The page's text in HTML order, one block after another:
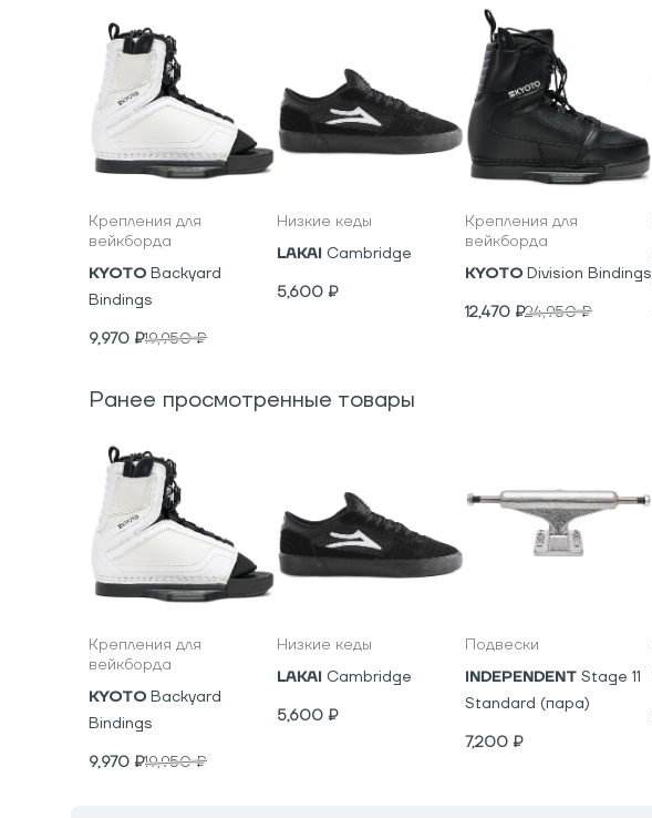
Крепления для
вейкборда
KYOTO Backyard
Bindings
9,970 ₽19,950₽
Низкие кеды
LAKAI Cambridge
5,600 ₽
Крепления для
вейкборда
KYOTO Division Bindings
12,470 ₽24,950₽
Ранее просмотренные товары
Крепления для
вейкборда
KYOTO Backyard
Bindings
9,970 ₽19,950₽
Низкие кеды
LAKAI Cambridge
5,600 ₽
Подвески
INDEPENDENT Stage 11
Standard (пара)
7,200 ₽